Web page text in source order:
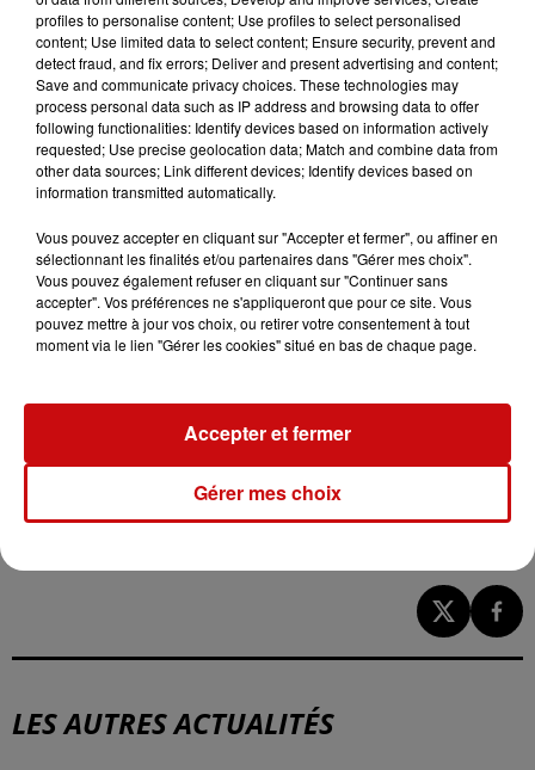
Malgré sa capacité de 400 000 tonnes de ciment
annuelles, Altkirch est considérée comme une petite
cimenterie qui est entrée dans un monde nouveau, celui
de la décarbonation. L'usine est à la croisée des
chemins. Le ciment qu'elle sort aujourd'hui ne sera plus
vendable en 2030. Il faut donc le réinventer. Bruno
Guillouet, co-directeur en charge du quotidien et des
évolutions stratégiques : "C'est lié à l'évolution des
normes de la construction, la RE2020 qui conduit à une
évolution des ciments, propre à la construction en
France et en Europe. Il faut que nous fassions évoluer
nos produits pour rester dans l'air du temps, dans les
produits que demanderont nos clients, liés à l'évolution
LES AUTRES ACTUALITÉS
profiles to personalise content; Use profiles to select personalised
content; Use limited data to select content; Ensure security, prevent and
detect fraud, and fix errors; Deliver and present advertising and content;
Save and communicate privacy choices. These technologies may
process personal data such as IP address and browsing data to offer
following functionalities: Identify devices based on information actively
requested; Use precise geolocation data; Match and combine data from
other data sources; Link different devices; Identify devices based on
information transmitted automatically.
Vous pouvez accepter en cliquant sur "Accepter et fermer", ou affiner en
sélectionnant les finalités et/ou partenaires dans "Gérer mes choix".
Vous pouvez également refuser en cliquant sur "Continuer sans
accepter". Vos préférences ne s'appliqueront que pour ce site. Vous
pouvez mettre à jour vos choix, ou retirer votre consentement à tout
moment via le lien "Gérer les cookies" situé en bas de chaque page.
Gérer mes choix
Accepter et fermer